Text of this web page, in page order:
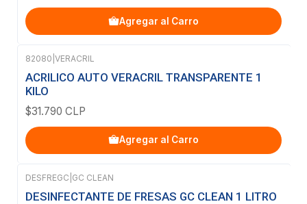
Agregar al Carro
82080 VERACRIL
ACRILICO AUTO VERACRIL TRANSPARENTE 1
KILO
$31.790 CLP
Agregar al Carro
Agotado
DESFREGC GC CLEAN
DESINFECTANTE DE FRESAS GC CLEAN 1 LITRO